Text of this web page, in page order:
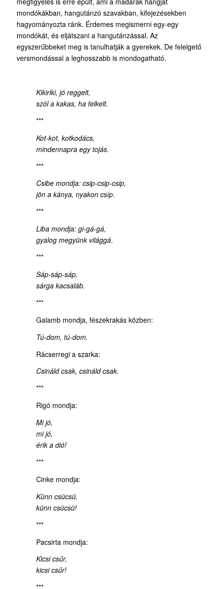
mondókákban, hangutánzó szavakban, kifejezésekben
hagyományozta ránk. Érdemes megismerni egy-egy
mondókát, és eljátszani a hangutánzással. Az
egyszerűbbeket meg is tanulhatják a gyerekek. De felelgető
versmondással a leghosszabb is mondogatható.
Kikiriki, jó reggelt,
szól a kakas, ha felkelt.
***
Kot-kot, kotkodács,
mindennapra egy tojás.
***
Csibe mondja: csip-csip-csip,
jön a kánya, nyakon csíp.
***
Liba mondja: gi-gá-gá,
gyalog megyünk világgá.
***
Sáp-sáp-sáp,
sárga kacsaláb.
***
Galamb mondja, fészekrakás közben:
Tú-dom, tú-dom.
Rácserregi a szarka:
Csináld csak, csináld csak.
***
Rigó mondja:
Mi jó,
mi jó,
érik a dió!
***
Cinke mondja:
Künn csücsü,
künn csücsü!
***
Pacsirta mondja:
Kicsi csűr,
kicsi csűr!